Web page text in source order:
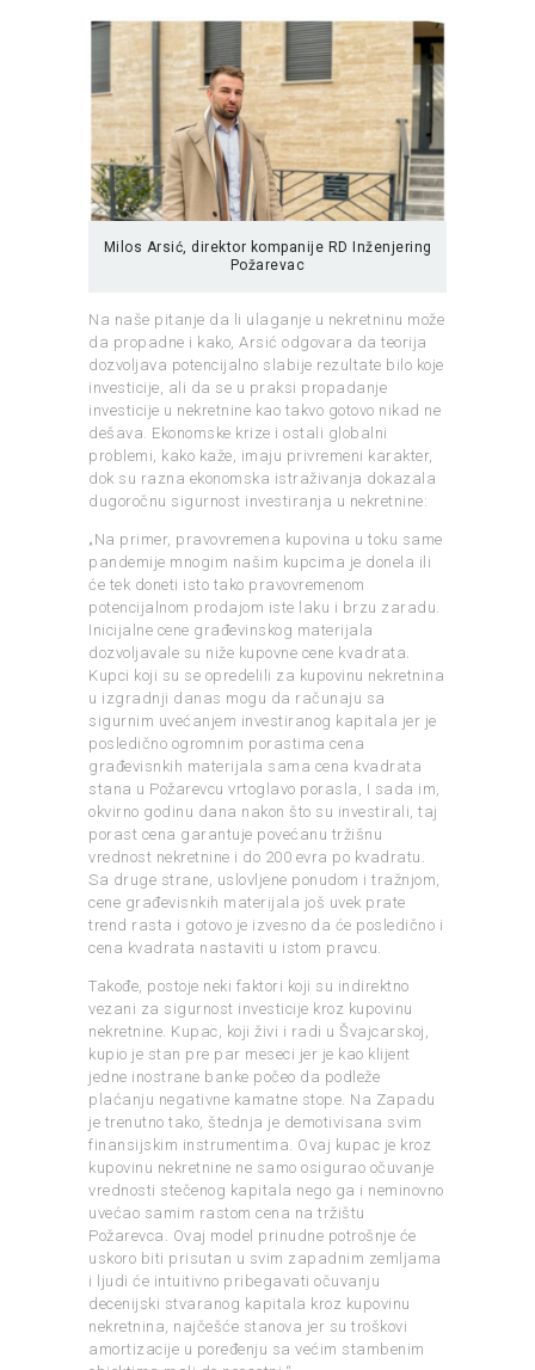
Milos Arsić, direktor kompanije RD Inženjering
Požarevac
Na naše pitanje da li ulaganje u nekretninu može
da propadne i kako, Arsić odgovara da teorija
dozvoljava potencijalno slabije rezultate bilo koje
investicije, ali da se u praksi propadanje
investicije u nekretnine kao takvo gotovo nikad ne
dešava. Ekonomske krize i ostali globalni
problemi, kako kaže, imaju privremeni karakter,
dok su razna ekonomska istraživanja dokazala
dugoročnu sigurnost investiranja u nekretnine:
„Na primer, pravovremena kupovina u toku same
pandemije mnogim našim kupcima je donela ili
će tek doneti isto tako pravovremenom
potencijalnom prodajom iste laku i brzu zaradu.
Inicijalne cene građevinskog materijala
dozvoljavale su niže kupovne cene kvadrata.
Kupci koji su se opredelili za kupovinu nekretnina
u izgradnji danas mogu da računaju sa
sigurnim uvećanjem investiranog kapitala jer je
posledično ogromnim porastima cena
građevisnkih materijala sama cena kvadrata
stana u Požarevcu vrtoglavo porasla, I sada im,
okvirno godinu dana nakon što su investirali, taj
porast cena garantuje povećanu tržišnu
vrednost nekretnine i do 200 evra po kvadratu.
Sa druge strane, uslovljene ponudom i tražnjom,
cene građevisnkih materijala još uvek prate
trend rasta i gotovo je izvesno da će posledično i
cena kvadrata nastaviti u istom pravcu.
Takođe, postoje neki faktori koji su indirektno
vezani za sigurnost investicije kroz kupovinu
nekretnine. Kupac, koji živi i radi u Švajcarskoj,
kupio je stan pre par meseci jer je kao klijent
jedne inostrane banke počeo da podleže
plaćanju negativne kamatne stope. Na Zapadu
je trenutno tako, štednja je demotivisana svim
finansijskim instrumentima. Ovaj kupac je kroz
kupovinu nekretnine ne samo osigurao očuvanje
vrednosti stečenog kapitala nego ga i neminovno
uvećao samim rastom cena na tržištu
Požarevca. Ovaj model prinudne potrošnje će
uskoro biti prisutan u svim zapadnim zemljama
i ljudi će intuitivno pribegavati očuvanju
decenijski stvaranog kapitala kroz kupovinu
nekretnina, najčešće stanova jer su troškovi
amortizacije u poređenju sa većim stambenim